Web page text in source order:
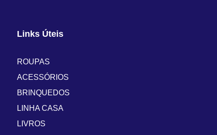
Links Úteis
ROUPAS
ACESSÓRIOS
BRINQUEDOS
LINHA CASA
LIVROS